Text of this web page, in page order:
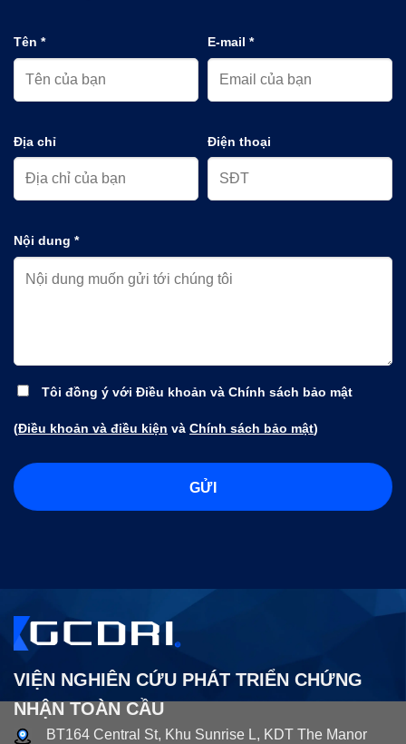
Tên * E-mail *
Địa chỉ Điện thoại
Nội dung *
Tôi đồng ý với Điều khoản và Chính sách bảo mật
(Điều khoản và điều kiện và Chính sách bảo mật)
VIỆN NGHIÊN CỨU PHÁT TRIỂN CHỨNG
NHẬN TOÀN CẦU
BT164 Central St, Khu Sunrise L, KDT The Manor